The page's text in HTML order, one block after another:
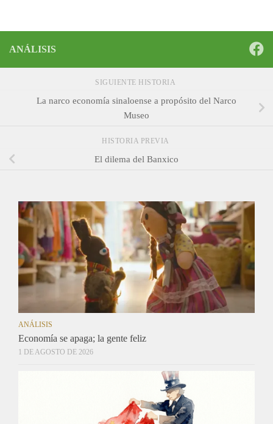
ANÁLISIS
SIGUIENTE HISTORIA
La narco economía sinaloense a propósito del Narco
Museo
HISTORIA PREVIA
El dilema del Banxico
ANÁLISIS
Economía se apaga; la gente feliz
1 DE AGOSTO DE 2026